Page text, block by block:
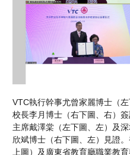
VTC執行幹事尤曾家麗博士（
校長李月博士（右下圖、右）
主席戴澤棠（左下圖、左）及
欣斌博士（右下圖、左）見證
上圖）及廣東省教育廳職業教